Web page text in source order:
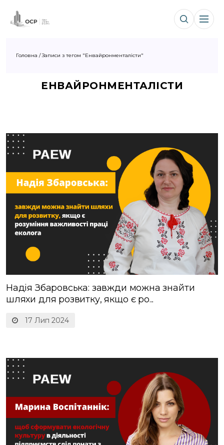
Головна /Записи з тегом "Енвайронменталісти"
ЕНВАЙРОНМЕНТАЛІСТИ
17 Лип 2024
Надія Збаровська: завжди можна знайти
шляхи для розвитку, якщо є ро...